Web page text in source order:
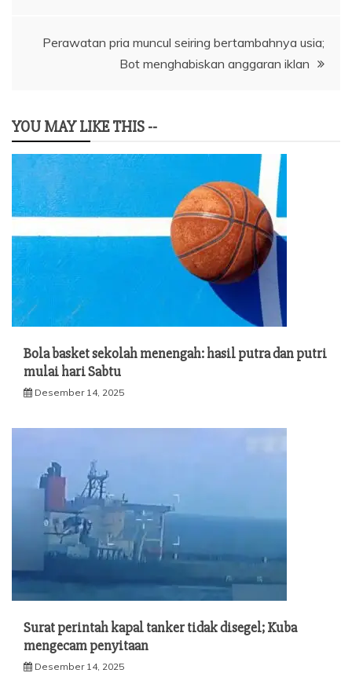
Perawatan pria muncul seiring bertambahnya usia;
Bot menghabiskan anggaran iklan
YOU MAY LIKE THIS --
Bola basket sekolah menengah: hasil putra dan putri
mulai hari Sabtu
Desember 14, 2025
Surat perintah kapal tanker tidak disegel; Kuba
mengecam penyitaan
Desember 14, 2025